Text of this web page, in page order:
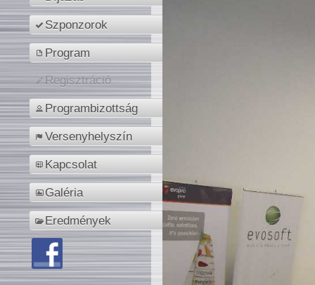
Szponzorok
Program
Regisztráció
Programbizottság
Versenyhelyszín
Kapcsolat
Galéria
Eredmények